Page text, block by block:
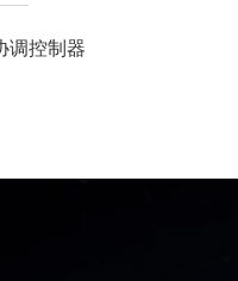
调控制器